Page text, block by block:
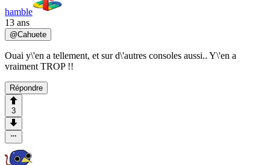
hamble
13 ans
@Cahuete
Ouai y\'en a tellement, et sur d\'autres consoles aussi.. Y\'en a
vraiment TROP !!
Répondre
3